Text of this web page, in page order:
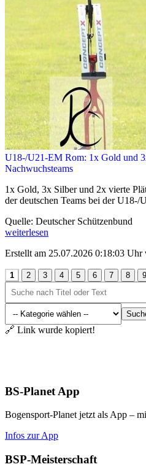
U18-/U21-EM Rom: 1x Gold und
Nachwuchsteams
1x Gold, 3x Silber und 2x vierte
der deutschen Teams bei der U18-/
Quelle: Deutscher Schützenbund
weiterlesen
Erstellt am 25.07.2026 0:18:03
1 2 3 4 5 6 7 8 9
🔗 Link wurde kopiert!
BS-Planet App
Bogensport-Planet jetzt als App –
Infos zur App
BSP-Meisterschaft